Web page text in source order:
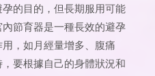
的目的，但長期服用可能
節育器是一種長效的避孕
，如月經量增多、腹痛
要根據自己的身體狀況和